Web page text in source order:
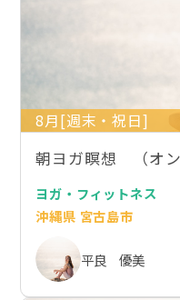
8月[週末・祝日]
朝ヨガ瞑想 （オン
ヨガ・フィットネス
沖縄県 宮古島市
平良 優美